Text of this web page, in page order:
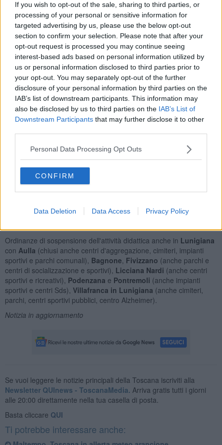
If you wish to opt-out of the sale, sharing to third parties, or
processing of your personal or sensitive information for
targeted advertising by us, please use the below opt-out
section to confirm your selection. Please note that after your
opt-out request is processed you may continue seeing
interest-based ads based on personal information utilized by
us or personal information disclosed to third parties prior to
your opt-out. You may separately opt-out of the further
disclosure of your personal information by third parties on the
IAB’s list of downstream participants. This information may
also be disclosed by us to third parties on the IAB’s List of
Downstream Participants that may further disclose it to other
Personal Data Processing Opt Outs
CONFIRM
Data Deletion Data Access Privacy Policy
comunale ha chiuso per motivi precauzionali il tratto di via Aiaccia
che attraversa la cassa d'espansione del torrente Ugione e anche
in quello che prosegue nel territorio del Comune diCollesalvetti
Anche lì le scuole rimarranno chiuse.
In Val di Cornia le attività didattiche saranno sospese aPiombino
San VincenzoeSuvereto.
Elbale scuole di ogni ordine e grado saranno chiuse ovunque,
ma il sindaco di PortoferraioAngelo Zini ha disposto la chiusura
anche di servizi educativi, centri diurni per disabili, giardini pubblici,
impianti sportivi comunali e cimiteri.
Maremma, i sindaci che hanno disposto la chiusura delle scuole
sono quelli diCapalbio,Monte Argentario,Orbetello,Manciano
PitiglianoeSorano. AGrosseto
Anche aMassasono state disposte chiusure, ma di cimiteri, parchi
pubblici e impianti sportivi all'aperto. E' stato anche sospeso il
mercato settimanale. A
Pratoad essere chiuse sono le piste
Ordinanze di sospensione dell'attività didattica anche in Lunigiana
con Aulla (chiusi anche centri d'aggregazione, cimiteri, impianti
sportivi e parchi comunali), Bagnone Fivizzano (anche parchi e
centri di socializzazione e sportivi), Licciana Nardi (anche centri
sportivi e ricreativi), Podenzana e Pontremoli (anche impianti
sportivi e centri Sds), Villafranca in Lunigiana (anche cimiteri,
parchi, centri sportivi pubblici, centro Alzheimer).
Notizia in aggiornamento
Se vuoi leggere le notizie principali della Toscana iscriviti alla
Newsletter QUInews - ToscanaMedia. Arriva gratis tutti i giorni
alle 20:00 direttamente nella tua casella di posta.
Basta cliccare QUI
Ti potrebbe interessare anche: